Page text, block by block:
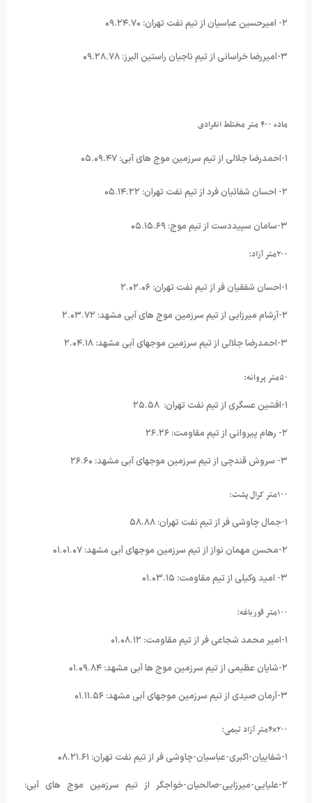
۲- امیرحسین عباسیان از تیم نفت تهران: ۰۹.۲۴.۷۰
۳-امیررضا خراسانی از تیم ناجیان راستین البرز: ۰۹.۲۸.۷۸
ماده ۴۰۰ متر مختلط انفرادی
۲- احسان شفائیان فرد از تیم نفت تهران: ۰۵.۱۴.۲۲
۳-سامان سپیددست از تیم موج: ۰۵.۱۵.۶۹
۲۰۰متر آزاد:
۲-آرشام میرزایی از تیم سرزمین موج های آبی مشهد: ۲.۰۳.۷۲
۳-احمدرضا جلالی از تیم سرزمین موجهای آبی مشهد: ۲.۰۴.۱۸
۵۰متر پروانه:
۲- رهام پیروانی از تیم مقاومت: ۲۶.۲۶
۳- سروش قندچی از تیم سرزمین موجهای آبی مشهد: ۲۶.۶۰
۱۰۰متر کرال پشت:
۲-محسن مهمان نواز از تیم سرزمین موجهای آبی مشهد: ۰۱.۰۱.۰۷
۳- امید وکیلی از تیم مقاومت: ۰۱.۰۳.۱۵
۱۰۰متر قورباغه:
۲-شایان عظیمی از تیم سرزمین موج ها آبی مشهد: ۰۱.۰۹.۸۴
۳-آرمان صیدی از تیم سرزمین موجهای آبی مشهد: ۰۱.۱۱.۵۶
۲۰۰×۴ متر آزاد تیمی:
۲-علیایی-میرزایی-صالحیان-خواجگر از تیم سرزمین موج های آبی: